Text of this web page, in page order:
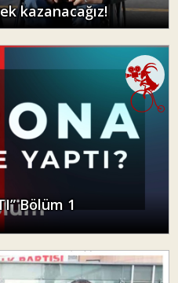
kazanacağız!
Bölüm 1